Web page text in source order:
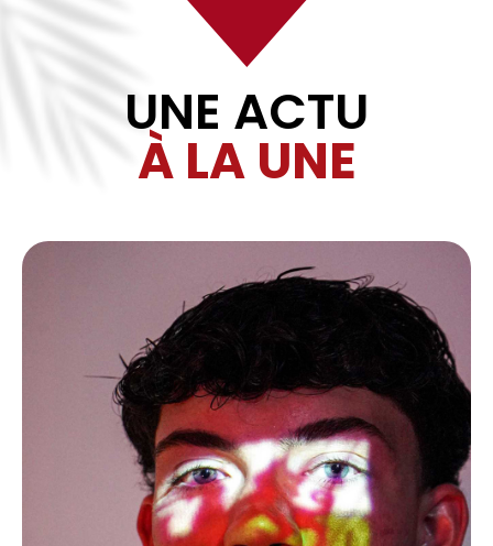
UNE ACTU
À LA UNE